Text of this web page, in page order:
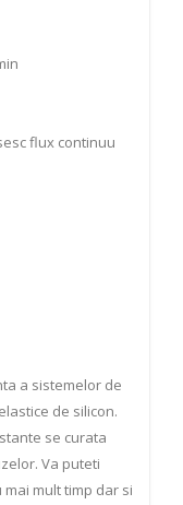
flux continuu
a sistemelor de
de silicon.
se curata
Va puteti
mult timp dar si